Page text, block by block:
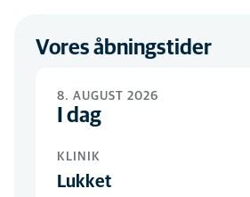
Vores åbningstider
8. AUGUST 2026
I dag
KLINIK
Lukket